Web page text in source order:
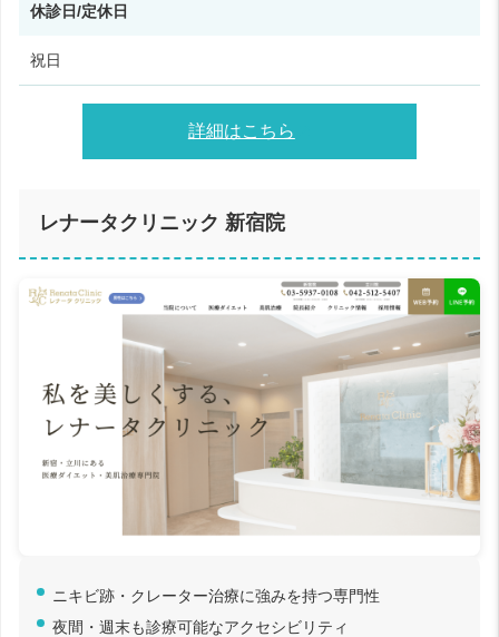
休診日/定休日
祝日
詳細はこちら
レナータクリニック 新宿院
ニキビ跡・クレーター治療に強みを持つ専門性
夜間・週末も診療可能なアクセシビリティ